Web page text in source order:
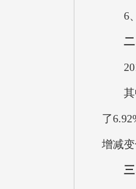
6、
2018
其中
了
增减